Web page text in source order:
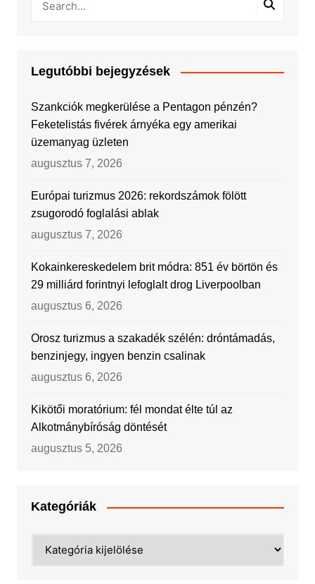
Legutóbbi bejegyzések
Szankciók megkerülése a Pentagon pénzén?
Feketelistás fivérek árnyéka egy amerikai
üzemanyag üzleten
augusztus 7, 2026
Európai turizmus 2026: rekordszámok fölött
zsugorodó foglalási ablak
augusztus 7, 2026
Kokainkereskedelem brit módra: 851 év börtön és
29 milliárd forintnyi lefoglalt drog Liverpoolban
augusztus 6, 2026
Orosz turizmus a szakadék szélén: dróntámadás,
benzinjegy, ingyen benzin csalinak
augusztus 6, 2026
Kikötői moratórium: fél mondat élte túl az
Alkotmánybíróság döntését
augusztus 5, 2026
Kategóriák